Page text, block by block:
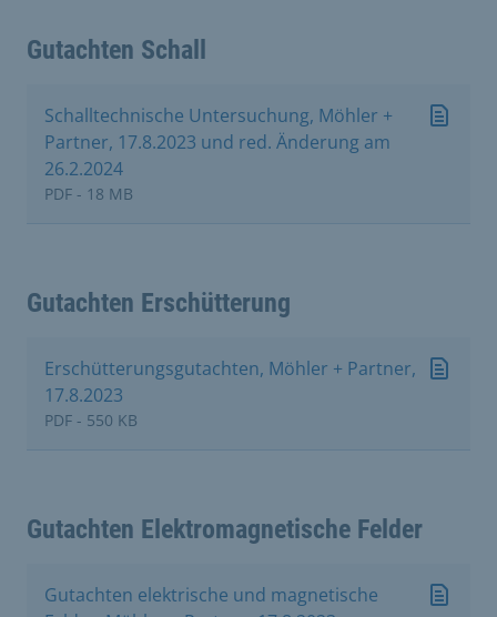
Gutachten Schall
Schalltechnische Untersuchung, Möhler +
Partner, 17.8.2023 und red. Änderung am
26.2.2024
PDF - 18 MB
Gutachten Erschütterung
Erschütterungsgutachten, Möhler + Partner,
17.8.2023
PDF - 550 KB
Gutachten Elektromagnetische Felder
Gutachten elektrische und magnetische